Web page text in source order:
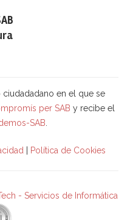
ciudadadano en el que se
per SAB y recibe el
SAB
Política de Cookies
- Servicios de Informática